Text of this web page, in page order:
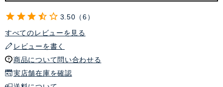
3.50
6
すべてのレビューを見る
レビューを書く
商品について問い合わせる
実店舗在庫を確認